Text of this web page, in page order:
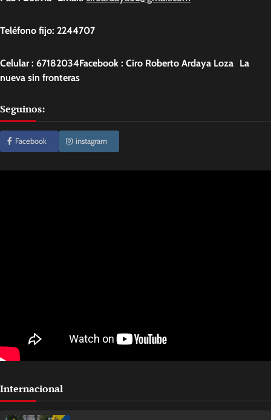
Teléfono fijo: 2244707
Celular : 67182034Facebook : Ciro Roberto Ardaya Loza La
nueva sin fronteras
Seguinos:
Facebook instagram
Internacional